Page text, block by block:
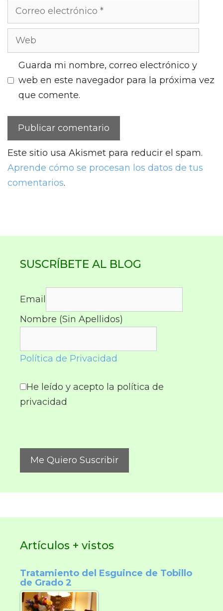
Correo
electrónico
Web
Guarda mi nombre, correo electrónico y
web en este navegador para la próxima vez
que comente.
Este sitio usa Akismet para reducir el spam.
Aprende cómo se procesan los datos de tus
comentarios.
SUSCRÍBETE AL BLOG
Email
Nombre (Sin Apellidos)
Política de Privacidad
He leído y acepto la política de
privacidad
Artículos + vistos
Tratamiento del Esguince de Tobillo
de Grado 2